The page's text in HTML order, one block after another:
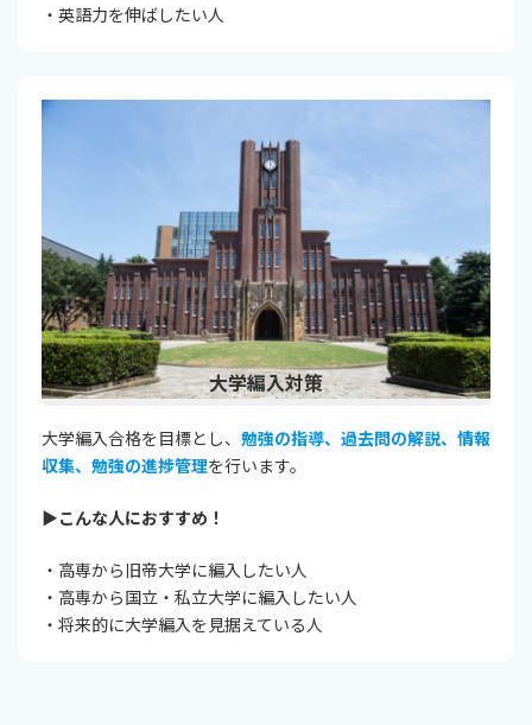
・英語力を伸ばしたい人
大学編入対策
大学編入合格を目標とし、 勉強の指導、過去問の解説、情報
収集、勉強の進捗管理を行います。
▶︎こんな人におすすめ！
・高専から旧帝大学に編入したい人
・高専から国立・私立大学に編入したい人
・将来的に大学編入を見据えている人